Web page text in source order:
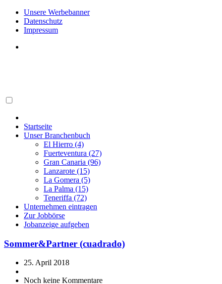
Unsere Werbebanner
Datenschutz
Impressum
Startseite
Unser Branchenbuch
El Hierro (4)
Fuerteventura (27)
Gran Canaria (96)
Lanzarote (15)
La Gomera (5)
La Palma (15)
Teneriffa (72)
Unternehmen eintragen
Zur Jobbörse
Jobanzeige aufgeben
Sommer&Partner (cuadrado)
25. April 2018
Noch keine Kommentare